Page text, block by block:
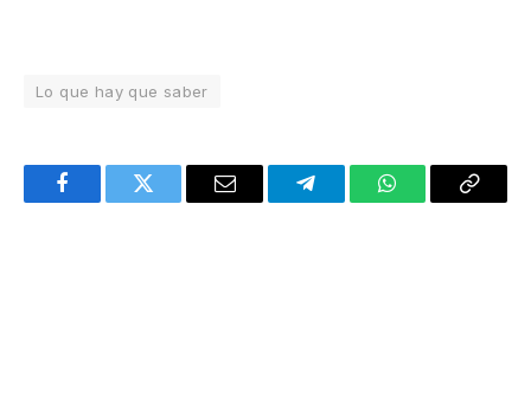
Lo que hay que saber
FacebookTwitter Email TelegramWhatsAppCopy